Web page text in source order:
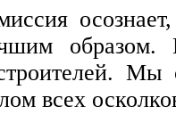
Мы
всех